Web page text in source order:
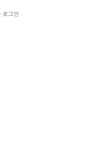
로그인